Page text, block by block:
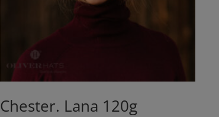
Chester. Lana 120g